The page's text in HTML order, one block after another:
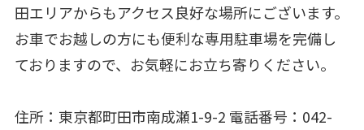
田エリアからもアクセス良好な場所にございます。
お車でお越しの方にも便利な専用駐車場を完備し
ておりますので、お気軽にお立ち寄りください。
住所：東京都町田市南成瀬1-9-2 電話番号：042-